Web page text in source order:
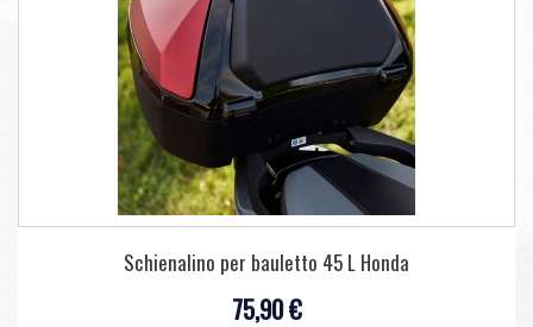
Schienalino per bauletto 45 L Honda
75,90 €